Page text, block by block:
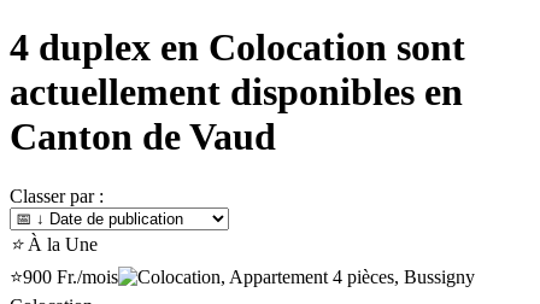
4 duplex en Colocation sont
actuellement disponibles en
Canton de Vaud
Classer par :
⭐À la Une
⭐900 Fr./mois